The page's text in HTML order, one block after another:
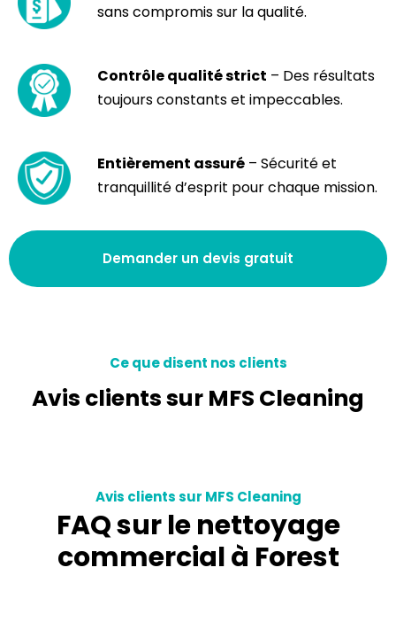
sans compromis sur la qualité.
Contrôle qualité strict – Des résultats
toujours constants et impeccables.
Entièrement assuré – Sécurité et
tranquillité d’esprit pour chaque mission.
Demander un devis gratuit
Ce que disent nos clients
Avis clients sur MFS Cleaning
Avis clients sur MFS Cleaning
FAQ sur le nettoyage
commercial à Forest